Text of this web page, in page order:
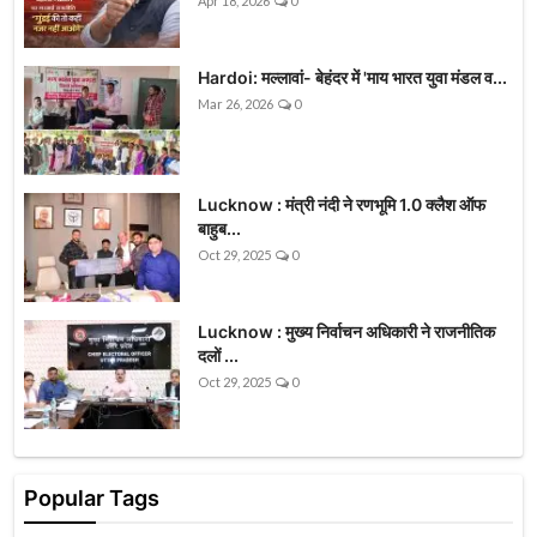
Hardoi: मल्लावां- बेहंदर में 'माय भारत युवा मंडल व...
Mar 26, 2026 0
Lucknow : मंत्री नंदी ने रणभूमि 1.0 क्लैश ऑफ
बाहुब...
Oct 29, 2025 0
Lucknow : मुख्य निर्वाचन अधिकारी ने राजनीतिक
दलों ...
Oct 29, 2025 0
Popular Tags